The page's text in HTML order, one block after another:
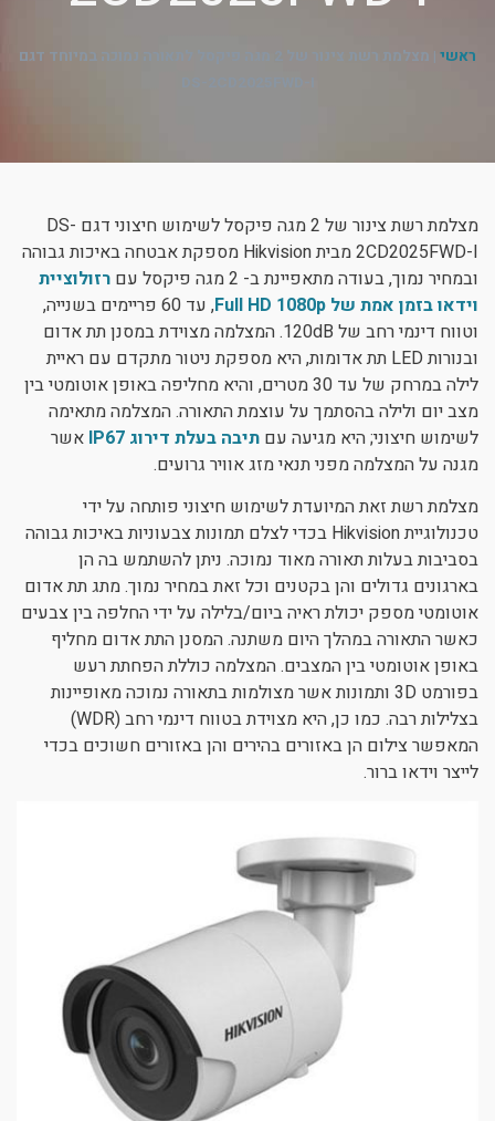
format_underlined הוסף קו תחתון לקישורים
לאפס את כל האפשרויות
ראשי |
מצלמת רשת צינור של 2 מגה פיקסל לתאורה נמוכה במיוחד דגם
מצלמת רשת צינור של 2 מגה פיקסל לשימוש חיצוני דגם DS-
2CD2025FWD-I מבית Hikvision מספקת אבטחה באיכות גבוהה
ובמחיר נמוך, בעודה מתאפיינת ב- 2 מגה פיקסל עם
רזולוציית
וידאו בזמן אמת של Full HD 1080p
, עד 60 פריימים בשנייה,
וטווח דינמי רחב של 120dB. המצלמה מצוידת במסנן תת אדום
ובנורות LED תת אדומות, היא מספקת ניטור מתקדם עם ראיית
לילה במרחק של עד 30 מטרים, והיא מחליפה באופן אוטומטי בין
מצב יום ולילה בהסתמך על עוצמת התאורה. המצלמה מתאימה
לשימוש חיצוני; היא מגיעה עם תיבה בעלת דירוג IP67
אשר
מגנה על המצלמה מפני תנאי מזג אוויר גרועים.
מצלמת רשת זאת המיועדת לשימוש חיצוני פותחה על ידי
טכנולוגיית Hikvision בכדי לצלם תמונות צבעוניות באיכות גבוהה
בסביבות בעלות תאורה מאוד נמוכה. ניתן להשתמש בה הן
בארגונים גדולים והן בקטנים וכל זאת במחיר נמוך. מתג תת אדום
אוטומטי מספק יכולת ראיה ביום/בלילה על ידי החלפה בין צבעים
כאשר התאורה במהלך היום משתנה. המסנן התת אדום מחליף
באופן אוטומטי בין המצבים. המצלמה כוללת הפחתת רעש
בפורמט 3D ותמונות אשר מצולמות בתאורה נמוכה מאופיינות
בצלילות רבה. כמו כן, היא מצוידת בטווח דינמי רחב (WDR)
המאפשר צילום הן באזורים בהירים והן באזורים חשוכים בכדי
לייצר וידאו ברור.